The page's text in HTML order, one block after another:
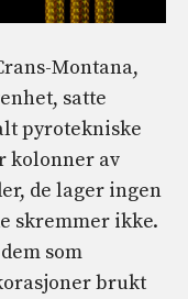
Montana,
satte
pyrotekniske
kolonner av
de lager ingen
skremmer ikke.
som
brukt